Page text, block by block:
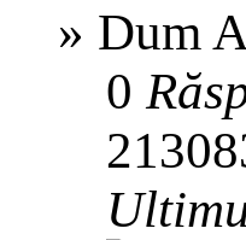
» Dum
0